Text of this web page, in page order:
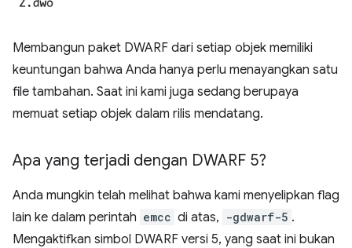
Membangun paket DWARF dari setiap objek memiliki
keuntungan bahwa Anda hanya perlu menayangkan satu
file tambahan. Saat ini kami juga sedang berupaya
memuat setiap objek dalam rilis mendatang.
Apa yang terjadi dengan DWARF 5?
Anda mungkin telah melihat bahwa kami menyelipkan flag
lain ke dalam perintah emcc di atas, -gdwarf-5 .
Mengaktifkan simbol DWARF versi 5, yang saat ini bukan